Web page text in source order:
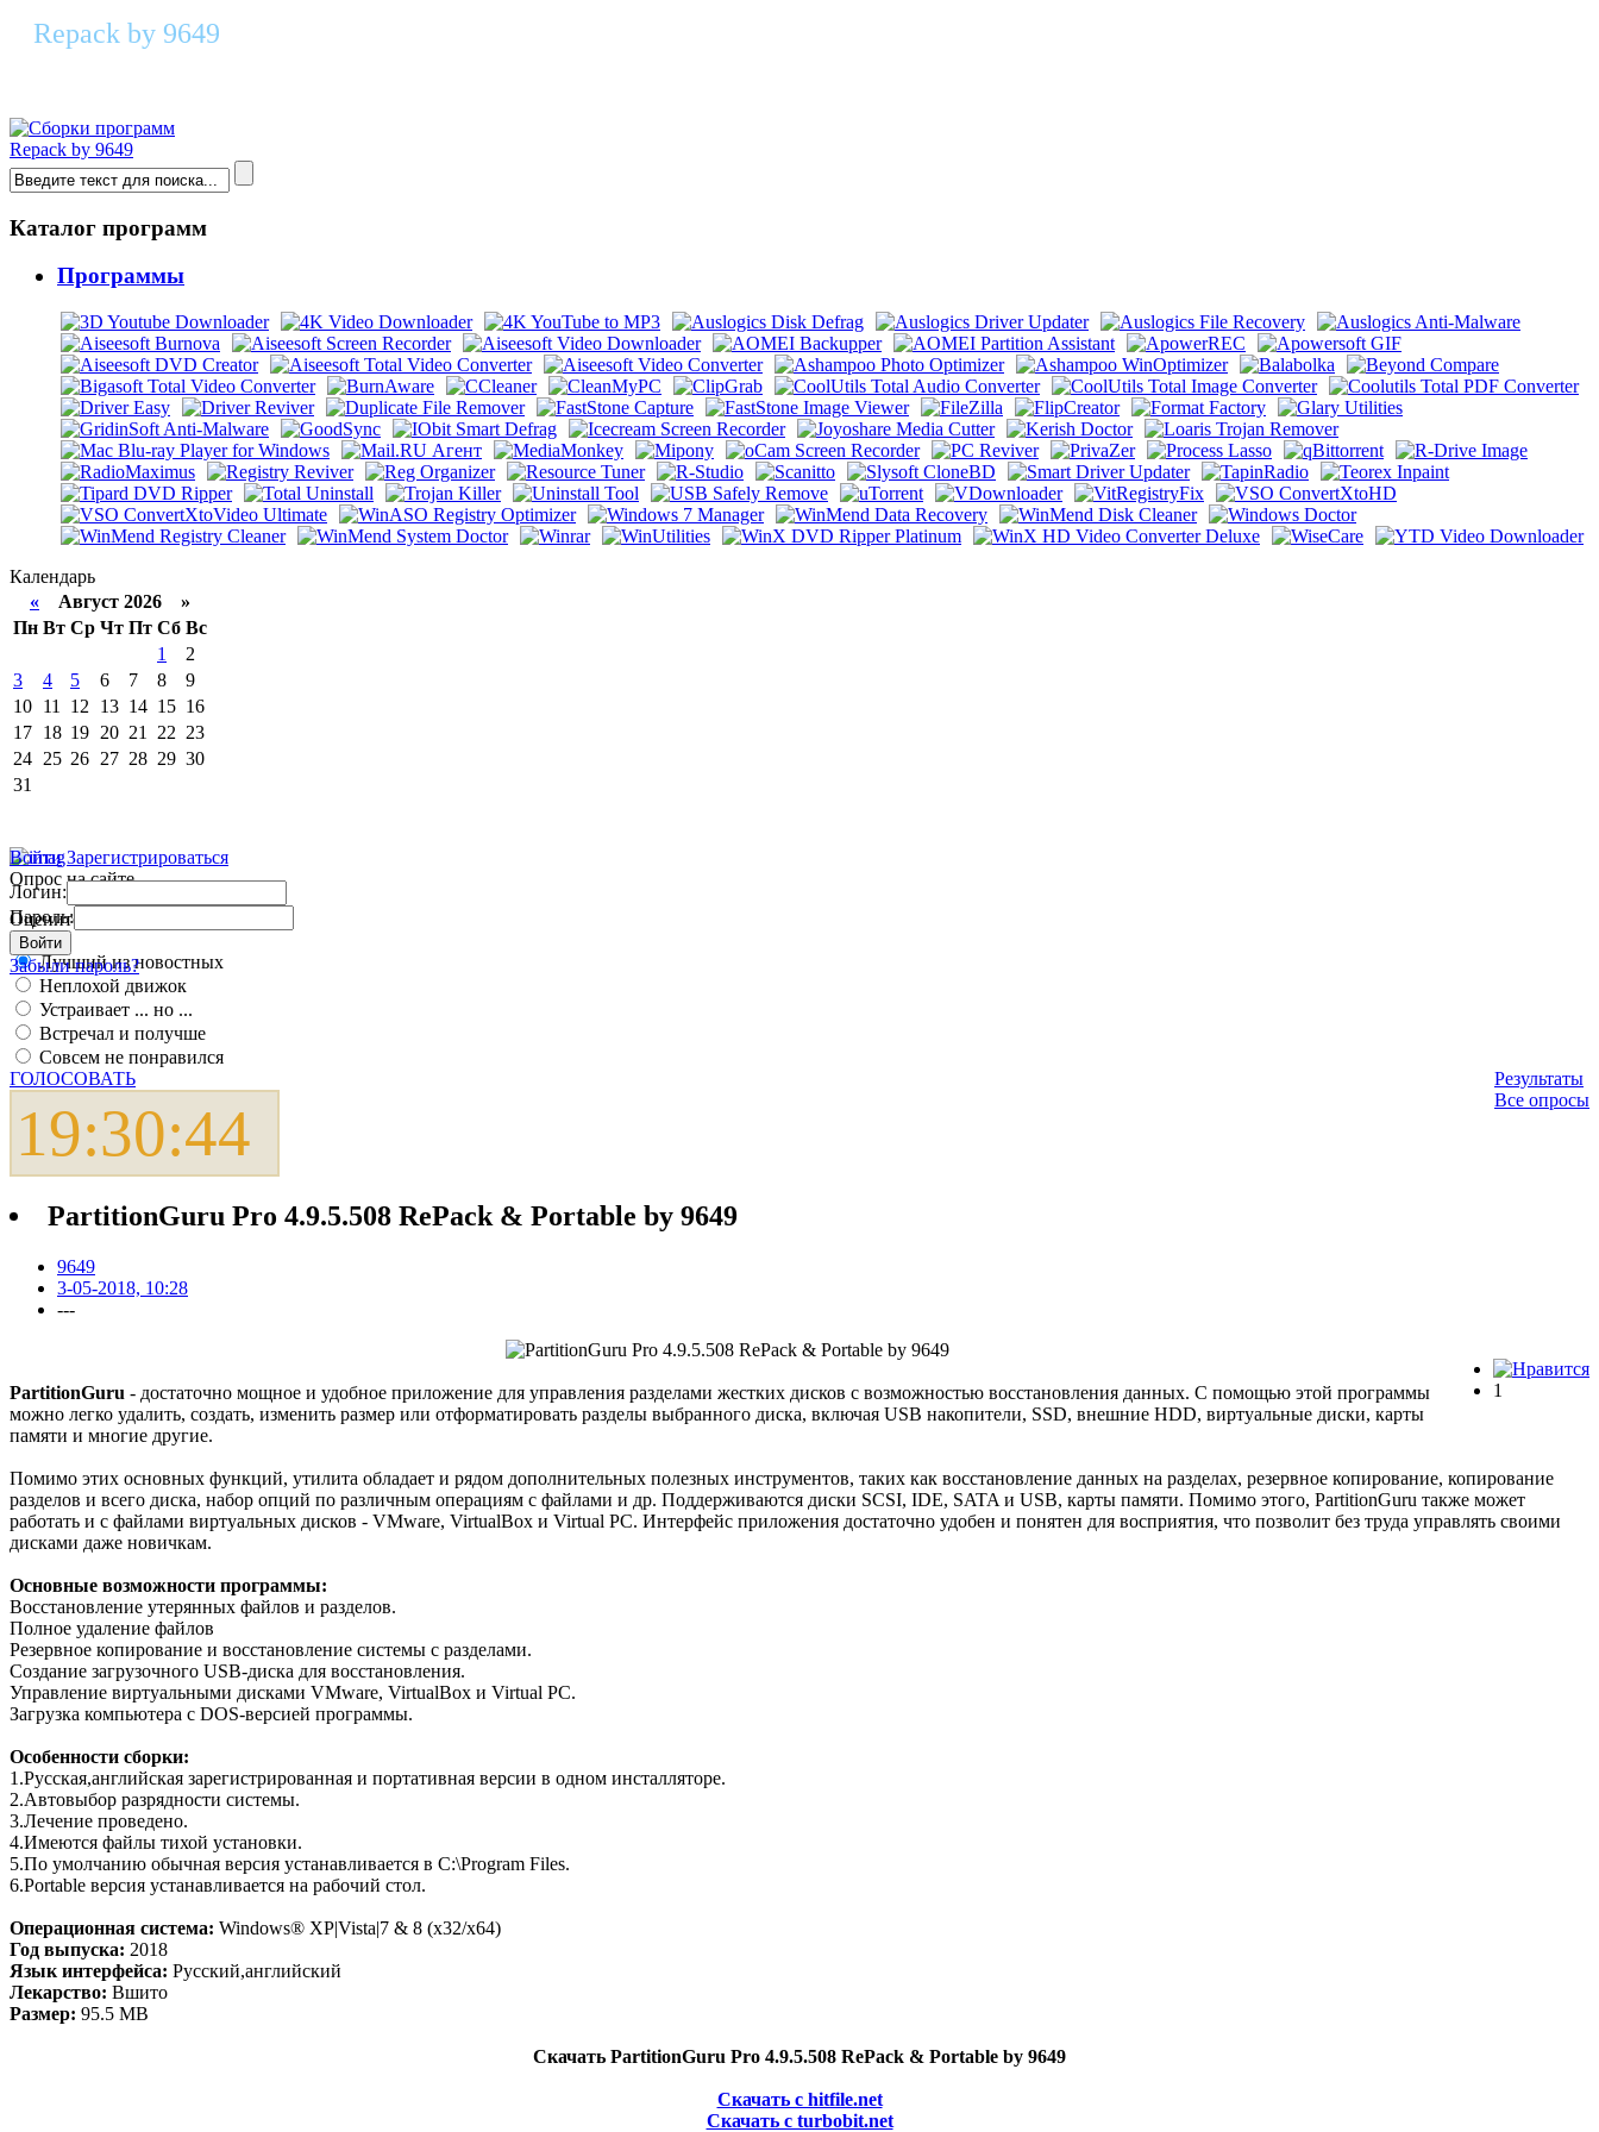
Repack by 9649
PartitionGuru Pro 4.9.5.508 RePack & Portable by 9649
Repack by 9649
Каталог программ
Программы
Календарь
« Август 2026 »
Пн Вт Ср Чт Пт Сб Вс
1
2
3
4 5 6 7 8
9
10 11 12 13 14 15 16
17 18 19 20 21 22 23
24 25 26 27 28 29 30
31
Войти Зарегистрироваться
Логин:
Пароль:
Войти
Забыли пароль?
Опрос на сайте
Оцените работу движка
Лучший из новостных
Неплохой движок
Устраивает ... но ...
Встречал и получше
Совсем не понравился
ГОЛОСОВАТЬ
Результаты
Все опросы
19:30:44
PartitionGuru Pro 4.9.5.508 RePack & Portable by 9649
9649
3-05-2018, 10:28
---
1
PartitionGuru - достаточно мощное и удобное приложение для управления разделами жестких дисков с возможностью восстановления данных. С помощью этой программы
можно легко удалить, создать, изменить размер или отформатировать разделы выбранного диска, включая USB накопители, SSD, внешние HDD, виртуальные диски, карты
памяти и многие другие.
Помимо этих основных функций, утилита обладает и рядом дополнительных полезных инструментов, таких как восстановление данных на разделах, резервное копирование, копирование
разделов и всего диска, набор опций по различным операциям с файлами и др. Поддерживаются диски SCSI, IDE, SATA и USB, карты памяти. Помимо этого, PartitionGuru также может
работать и с файлами виртуальных дисков - VMware, VirtualBox и Virtual PC. Интерфейс приложения достаточно удобен и понятен для восприятия, что позволит без труда управлять своими
дисками даже новичкам.
Основные возможности программы:
Восстановление утерянных файлов и разделов.
Полное удаление файлов
Резервное копирование и восстановление системы с разделами.
Создание загрузочного USB-диска для восстановления.
Управление виртуальными дисками VMware, VirtualBox и Virtual PC.
Загрузка компьютера с DOS-версией программы.
Особенности сборки:
1.Русская,aнглийская зарегистрированная и портативная версии в одном инсталляторе.
2.Автовыбор разрядности системы.
3.Лечение проведено.
4.Имеются файлы тихой установки.
5.По умолчанию обычная версия устанавливается в C:\Program Files.
6.Portable версия устанавливается на рабочий стол.
Операционная система: Windows® XP|Vista|7 & 8 (x32/x64)
Год выпуска: 2018
Язык интерфейса: Русский,английский
Лекарство: Вшито
Размер: 95.5 MB
Скачать PartitionGuru Pro 4.9.5.508 RePack & Portable by 9649
Скачать с hitfile.net
Скачать с turbobit.net